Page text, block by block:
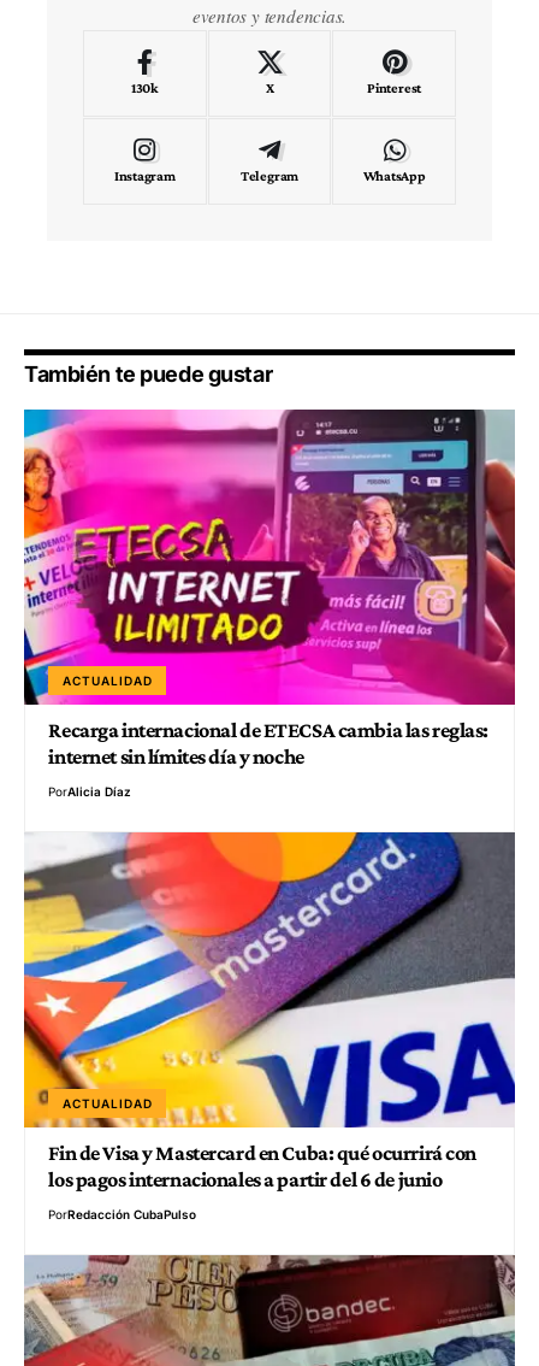
eventos y tendencias.
130k X Pinterest
Instagram Telegram WhatsApp
También te puede gustar
ACTUALIDAD
Recarga internacional de ETECSA cambia las reglas:
internet sin límites día y noche
PorAlicia Díaz
ACTUALIDAD
Fin de Visa y Mastercard en Cuba: qué ocurrirá con
los pagos internacionales a partir del 6 de junio
PorRedacción CubaPulso